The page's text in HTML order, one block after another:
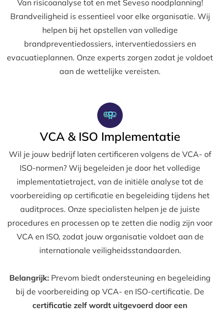
Van risicoanalyse tot en met Seveso noodplanning!
Brandveiligheid is essentieel voor elke organisatie. Wij
helpen bij het opstellen van volledige
brandpreventiedossiers, interventiedossiers en
evacuatieplannen. Onze experts zorgen zodat je voldoet
aan de wettelijke vereisten.
VCA & ISO Implementatie
Wil je jouw bedrijf laten certificeren volgens de VCA- of
ISO-normen? Wij begeleiden je door het volledige
implementatietraject, van de initiële analyse tot de
voorbereiding op certificatie en begeleiding tijdens het
auditproces. Onze specialisten helpen je de juiste
procedures en processen op te zetten die nodig zijn voor
VCA en ISO, zodat jouw organisatie voldoet aan de
internationale veiligheidsstandaarden.
Belangrijk: Prevom biedt ondersteuning en begeleiding
bij de voorbereiding op VCA- en ISO-certificatie. De
certificatie zelf wordt uitgevoerd door een